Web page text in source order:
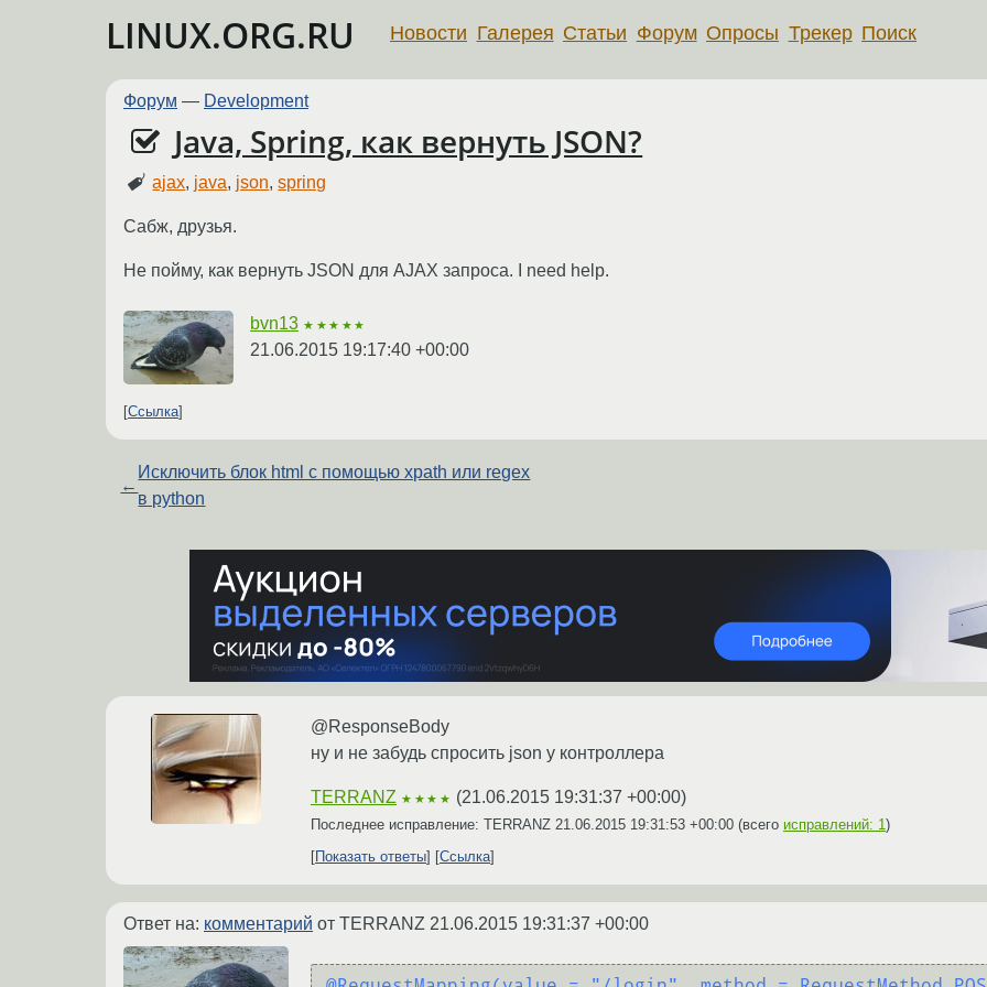
LINUX.ORG.RU Новости Галерея Статьи Форум Опросы Трекер Поиск
Форум — Development
Java, Spring, как вернуть JSON?
ajax, java, json,spring
Сабж, друзья.
Не пойму, как вернуть JSON для AJAX запроса. I need help.
bvn13 ★★★★★
21.06.2015 19:17:40 +00:00
Ссылка
←
Исключить блок html с помощью xpath или regex
в python
@ResponseBody
ну и не забудь спросить json у контроллера
TERRANZ ★★★★ (21.06.2015 19:31:37 +00:00)
Последнее исправление: TERRANZ 21.06.2015 19:31:53 +00:00 (всего исправлений: 1)
Показать ответы
Ссылка
Ответ на: комментарий от TERRANZ 21.06.2015 19:31:37 +00:00